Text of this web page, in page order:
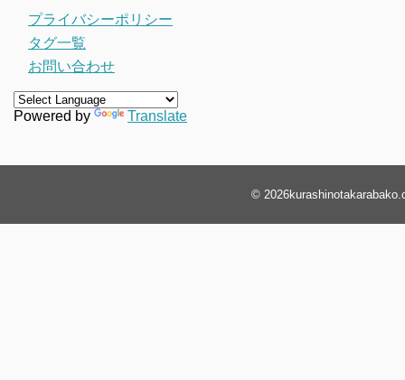
プライバシーポリシー
タグ一覧
お問い合わせ
Powered by Translate
© 2026